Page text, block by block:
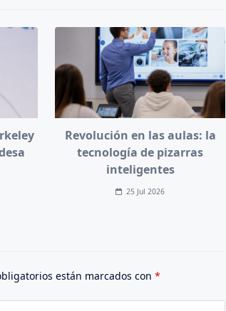
Revolución en las aulas: la
tecnología de pizarras
inteligentes
25 Jul 2026
están marcados con*